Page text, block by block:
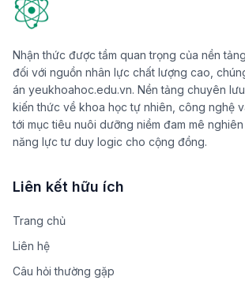
Nhận thức được tầm quan trọng của nền
đối với nguồn nhân lực chất lượng cao,
án yeukhoahoc.edu.vn. Nền tảng chuyên
kiến thức về khoa học tự nhiên, công nghệ
tới mục tiêu nuôi dưỡng niềm đam mê
năng lực tư duy logic cho cộng đồng.
Liên kết hữu ích
Trang chủ
Liên hệ
Câu hỏi thường gặp